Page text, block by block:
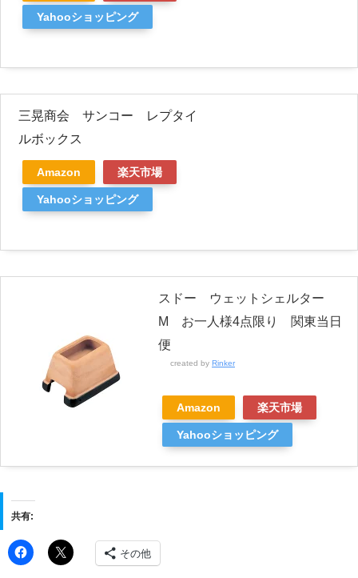
Yahooショッピング
三晃商会 サンコー レプタイ
ルボックス
Amazon 楽天市場
Yahooショッピング
スドー ウェットシェルター
M お一人様4点限り 関東当日
便
created by Rinker
Amazon 楽天市場
Yahooショッピング
共有:
その他